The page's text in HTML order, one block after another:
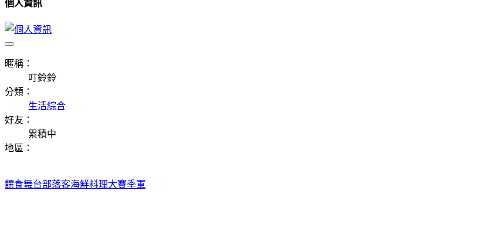
個人資訊
暱稱：
叮鈴鈴
分類：
生活綜合
好友：
累積中
地區：
饌食舞台部落客海鮮料理大賽季軍